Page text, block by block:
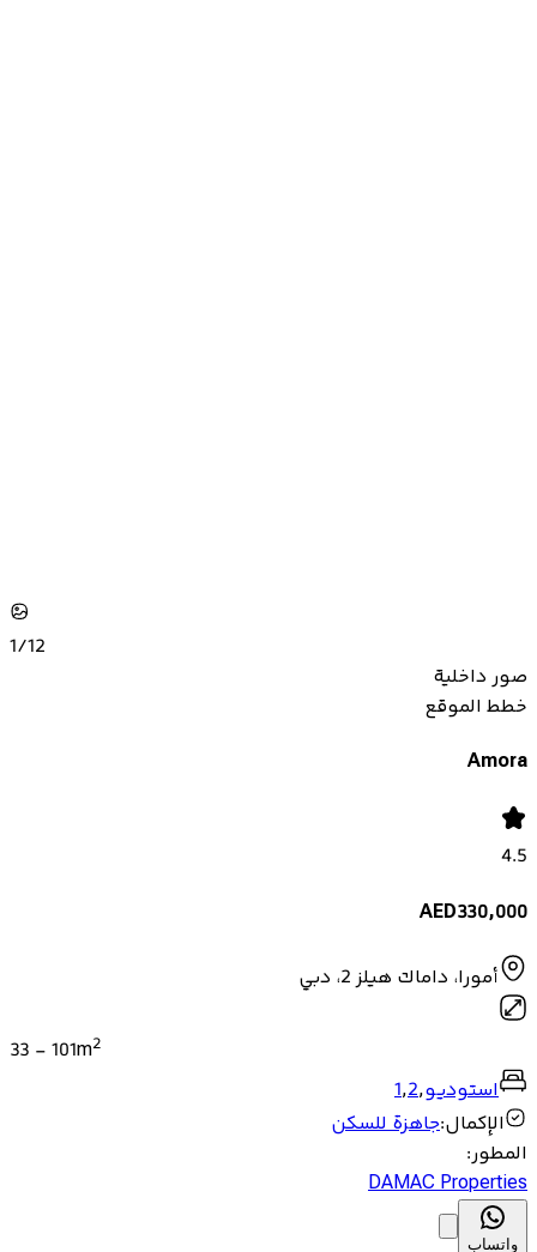
1/12
صور داخلية
خطط الموقع
Amora
4.5
AED330,000
أمورا، داماك هيلز 2، دبي
33 - 101m2
استوديو,
1,2
الإكمال:جاهزة للسكن
المطور:
DAMAC Properties
واتساب